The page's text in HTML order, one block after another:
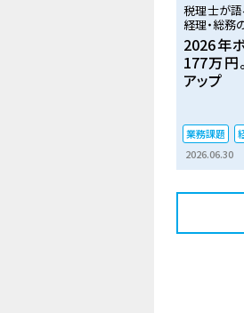
税理士が語
経理・総務
2026年
177万円
アップ
業務課題
2026.06.30